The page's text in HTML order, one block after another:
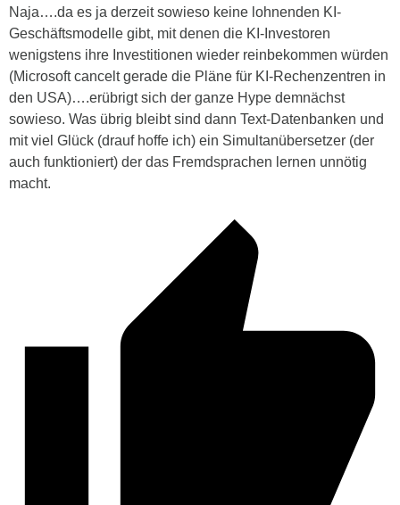
Naja….da es ja derzeit sowieso keine lohnenden KI-
Geschäftsmodelle gibt, mit denen die KI-Investoren
wenigstens ihre Investitionen wieder reinbekommen würden
(Microsoft cancelt gerade die Pläne für KI-Rechenzentren in
den USA)….erübrigt sich der ganze Hype demnächst
sowieso. Was übrig bleibt sind dann Text-Datenbanken und
mit viel Glück (drauf hoffe ich) ein Simultanübersetzer (der
auch funktioniert) der das Fremdsprachen lernen unnötig
macht.